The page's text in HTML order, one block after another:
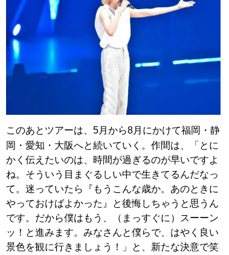
このあとツアーは、5月から8月にかけて福岡・静
岡・愛知・大阪へと続いていく。作間は、「とに
かく伝えたいのは、時間が過ぎるのが早いですよ
ね。そういう目まぐるしい中で生きてるんだなっ
て。迷っていたら『もうこんな歳か。あのときに
やっておけばよかった』と後悔しちゃうと思うん
です。だから僕はもう、（まっすぐに）スーーン
ッ！と進みます。みなさんと僕らで、はやく良い
景色を観に行きましょう！」と、新たな決意で笑